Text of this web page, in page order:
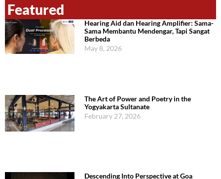
Featured
Hearing Aid dan Hearing Amplifier: Sama-
Sama Membantu Mendengar, Tapi Sangat
Berbeda
May 8, 2026
The Art of Power and Poetry in the
Yogyakarta Sultanate
February 27, 2026
Descending Into Perspective at Goa